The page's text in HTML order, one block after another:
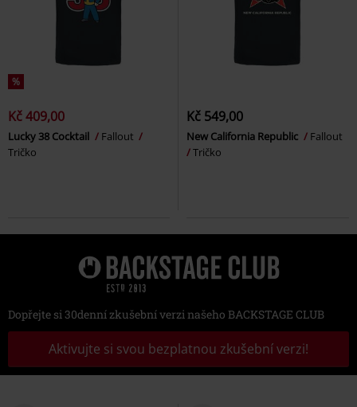
%
Kč 409,00
Lucky 38 Cocktail
Fallout
Tričko
Kč 549,00
New California Republic
Fallout
Tričko
Dopřejte si 30denní zkušební verzi našeho BACKSTAGE CLUB
Aktivujte si svou bezplatnou zkušební verzi!